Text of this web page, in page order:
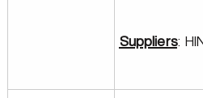
Suppliers: